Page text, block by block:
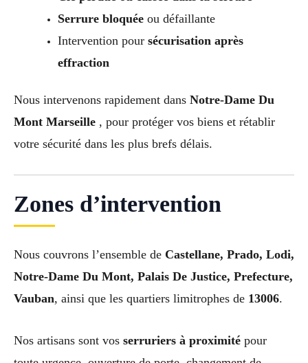
Serrure bloquéeou défaillante
Intervention pour sécurisation après
effraction
Nous intervenons rapidement dans Notre-Dame Du
Mont Marseille , pour protéger vos biens et rétablir
votre sécurité dans les plus brefs délais.
Zones d’intervention
Nous couvrons l’ensemble de Castellane, Prado, Lodi,
Notre-Dame Du Mont, Palais De Justice, Prefecture,
Vauban, ainsi que les quartiers limitrophes de 13006.
Nos artisans sont vos serruriers à proximité pour